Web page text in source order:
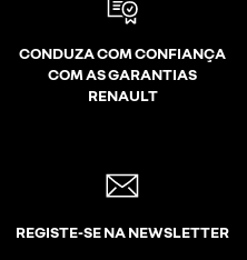
CONDUZA COM CONFIANÇA
COM AS GARANTIAS
RENAULT
REGISTE-SE NA NEWSLETTER